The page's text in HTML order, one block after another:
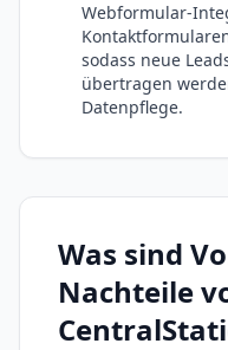
Webformular-
sodass neue
übertragen
Datenpflege.
Was sind
Nachteile